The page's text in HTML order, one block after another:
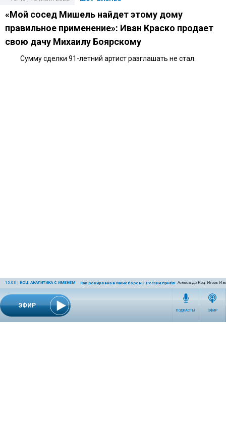
ЭФИР
15:03 | КОЦ: АНАЛИТИКА С ИМЕНЕМ Как рокировка в Минобороны России приблизит победу
Александр Коц, Игорь
ПОДКАСТЫ ЭФИР
«Мой сосед Мишель найдет этому дому
правильное применение»: Иван Краско продает
свою дачу Михаилу Боярскому
Сумму сделки 91-летний артист разглашать не стал.